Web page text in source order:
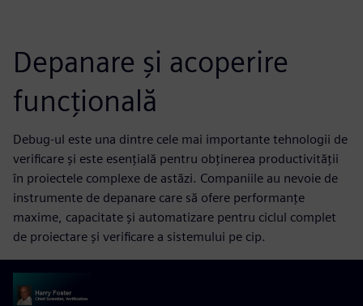
Depanare și acoperire
funcțională
Debug-ul este una dintre cele mai importante tehnologii de
verificare și este esențială pentru obținerea productivității
în proiectele complexe de astăzi. Companiile au nevoie de
instrumente de depanare care să ofere performanțe
maxime, capacitate și automatizare pentru ciclul complet
de proiectare și verificare a sistemului pe cip.